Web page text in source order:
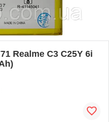
Realme C3 C25Y 6i